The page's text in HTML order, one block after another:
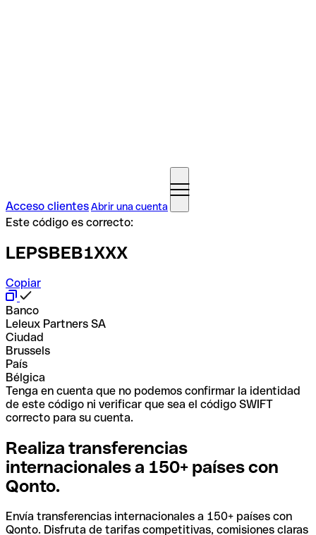
Acceso clientesAbrir una cuenta
Este código es correcto:
LEPSBEB1XXX
Copiar
Banco
Leleux Partners SA
Ciudad
Brussels
País
Bélgica
Tenga en cuenta que no podemos confirmar la identidad
de este código ni verificar que sea el código SWIFT
correcto para su cuenta.
Realiza transferencias
internacionales a 150+ países con
Qonto.
Envía transferencias internacionales a 150+ países con
Qonto. Disfruta de tarifas competitivas, comisiones claras